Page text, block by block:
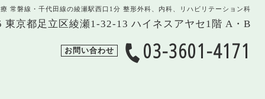
常磐線・千代田線の綾瀬駅西口1分 整形外科、内科、リハビリテーション科
東京都足立区綾瀬1-32-13 ハイネスアヤセ1階 A・B
お問い合わせ 03-3601-4171